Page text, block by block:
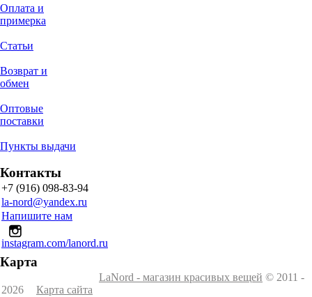
Оплата и
примерка
Статьи
Возврат и
обмен
Оптовые
поставки
Пункты выдачи
Контакты
+7 (916) 098-83-94
la-nord@yandex.ru
Напишите нам
instagram.com/lanord.ru
Карта
LaNord - магазин красивых вещей © 2011 -
2026
Карта сайта